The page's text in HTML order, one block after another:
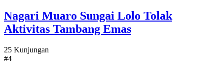
Nagari Muaro Sungai Lolo Tolak
Aktivitas Tambang Emas
25 Kunjungan
#4